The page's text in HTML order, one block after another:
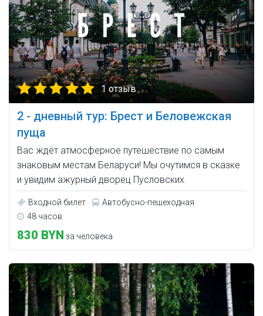
1 отзыв
2 - дневный тур: Брест и Беловежская
пуща
Вас ждёт атмосферное путешествие по самым
знаковым местам Беларуси! Мы очутимся в сказке
и увидим ажурный дворец Пусловских.
Входной билет
Автобусно-пешеходная
48 часов
830 BYN за человека